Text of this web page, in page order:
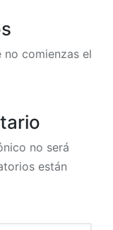
no comienzas el
no será
están